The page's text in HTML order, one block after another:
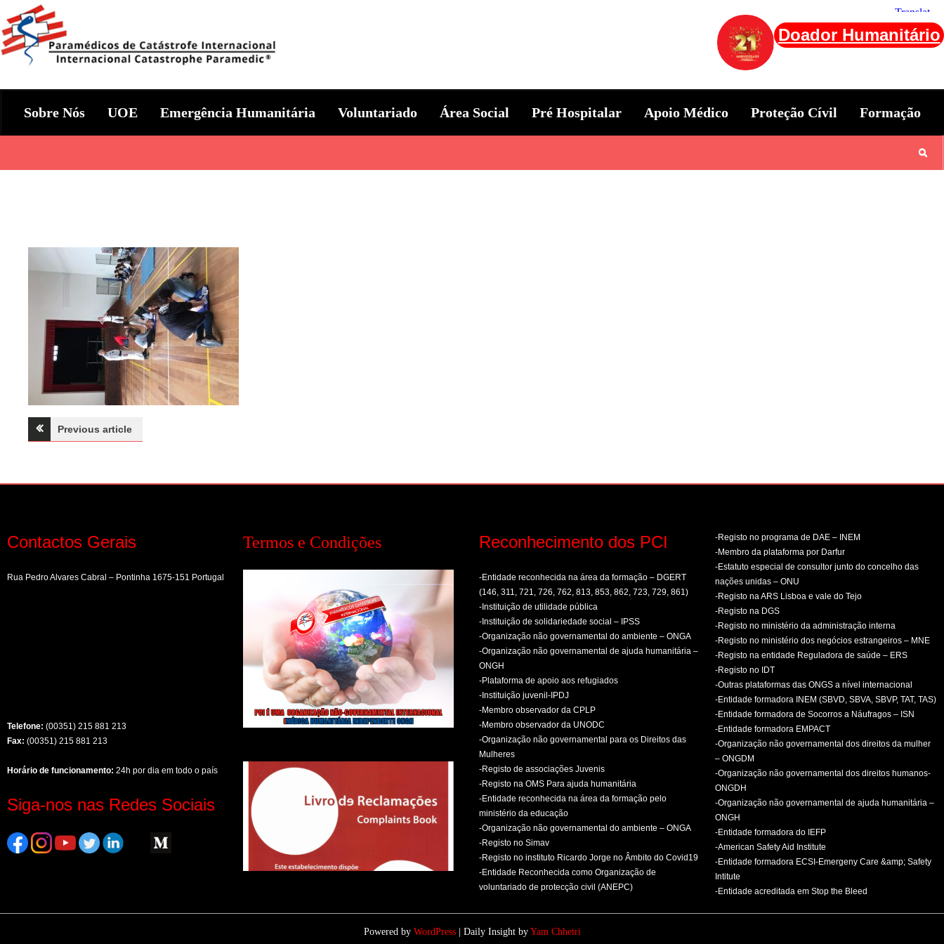
to
content
Doador Humanitário
Sobre Nós UOE Emergência Humanitária Voluntariado Área Social Pré Hospitalar Apoio Médico Proteção Cívil Formação
Navegação
artigos
Previous article
Contactos Gerais
Rua Pedro Alvares Cabral – Pontinha 1675-151 Portugal
Telefone: (00351) 215 881 213
Fax: (00351) 215 881 213
Horário de funcionamento: 24h por dia em todo o país
Siga-nos nas Redes Sociais
Termos e Condições Reconhecimento dos PCI
-Entidade reconhecida na área da formação – DGERT
(146, 311, 721, 726, 762, 813, 853, 862, 723, 729, 861)
-Instituição de utilidade pública
-Instituição de solidariedade social – IPSS
-Organização não governamental do ambiente – ONGA
-Organização não governamental de ajuda humanitária –
ONGH
-Plataforma de apoio aos refugiados
-Instituição juvenil-IPDJ
-Membro observador da CPLP
-Membro observador da UNODC
-Organização não governamental para os Direitos das
Mulheres
-Registo de associações Juvenis
-Registo na OMS Para ajuda humanitária
-Entidade reconhecida na área da formação pelo
ministério da educação
-Organização não governamental do ambiente – ONGA
-Registo no Simav
-Registo no instituto Ricardo Jorge no Âmbito do Covid19
-Entidade Reconhecida como Organização de
voluntariado de protecção civil (ANEPC)
-Registo no programa de DAE – INEM
-Membro da plataforma por Darfur
-Estatuto especial de consultor junto do concelho das
nações unidas – ONU
-Registo na ARS Lisboa e vale do Tejo
-Registo na DGS
-Registo no ministério da administração interna
-Registo no ministério dos negócios estrangeiros – MNE
-Registo na entidade Reguladora de saúde – ERS
-Registo no IDT
-Outras plataformas das ONGS a nível internacional
-Entidade formadora INEM (SBVD, SBVA, SBVP, TAT, TAS)
-Entidade formadora de Socorros a Náufragos – ISN
-Entidade formadora EMPACT
-Organização não governamental dos direitos da mulher
– ONGDM
-Organização não governamental dos direitos humanos-
ONGDH
-Organização não governamental de ajuda humanitária –
ONGH
-Entidade formadora do IEFP
-American Safety Aid Institute
-Entidade formadora ECSI-Emergeny Care &amp; Safety
Intitute
-Entidade acreditada em Stop the Bleed
Powered by WordPress| Daily Insight by Yam Chhetri